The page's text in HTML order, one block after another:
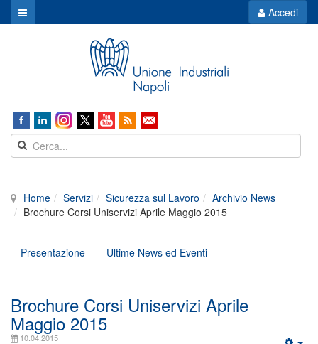
Accedi
Home Servizi Sicurezza sul Lavoro
Archivio News
Brochure Corsi Uniservizi Aprile Maggio 2015
Presentazione Ultime News ed Eventi
Brochure Corsi Uniservizi Aprile
Maggio 2015
10.04.2015